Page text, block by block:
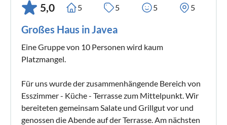
5,0 5 5 5 5
Großes Haus in Javea
Eine Gruppe von 10 Personen wird kaum
Platzmangel.
Für uns wurde der zusammenhängende Bereich von
Esszimmer - Küche - Terrasse zum Mittelpunkt. Wir
bereiteten gemeinsam Salate und Grillgut vor und
genossen die Abende auf der Terrasse. Am nächsten